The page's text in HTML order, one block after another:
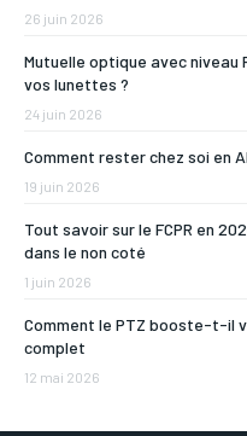
26 juin 2026
Mutuelle optique avec niveau
vos lunettes ?
24 juin 2026
Comment rester chez soi en
19 juin 2026
Tout savoir sur le FCPR en
dans le non coté
1 juin 2026
Comment le PTZ booste-t-il
complet
12 mai 2026